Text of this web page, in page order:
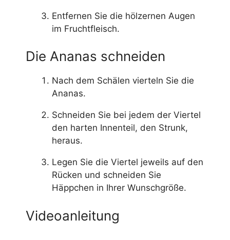
Entfernen Sie die hölzernen Augen
im Fruchtfleisch.
Die Ananas schneiden
Nach dem Schälen vierteln Sie die
Ananas.
Schneiden Sie bei jedem der Viertel
den harten Innenteil, den Strunk,
heraus.
Legen Sie die Viertel jeweils auf den
Rücken und schneiden Sie
Häppchen in Ihrer Wunschgröße.
Videoanleitung